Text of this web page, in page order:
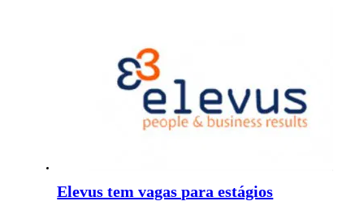
Elevus tem vagas para estágios